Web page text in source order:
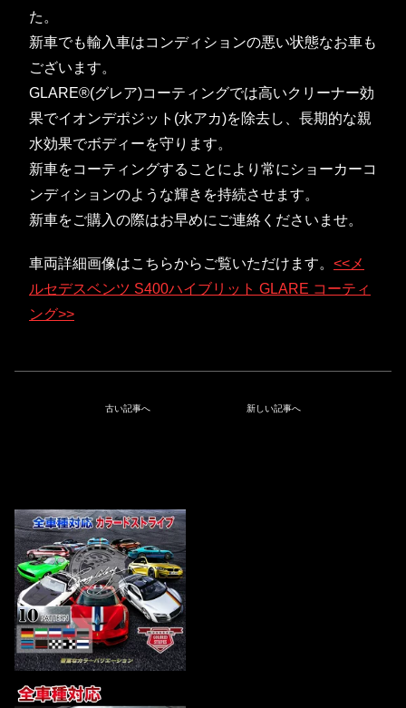
た。
新車でも輸入車はコンディションの悪い状態なお車も
ございます。
GLARE®(グレア)コーティングでは高いクリーナー効
果でイオンデポジット(水アカ)を除去し、長期的な親
水効果でボディーを守ります。
新車をコーティングすることにより常にショーカーコ
ンディションのような輝きを持続させます。
新車をご購入の際はお早めにご連絡くださいませ。
車両詳細画像はこちらからご覧いただけます。 <<メ
ルセデスベンツ S400ハイブリット GLARE コーティ
ング>>
古い記事へ 新しい記事へ